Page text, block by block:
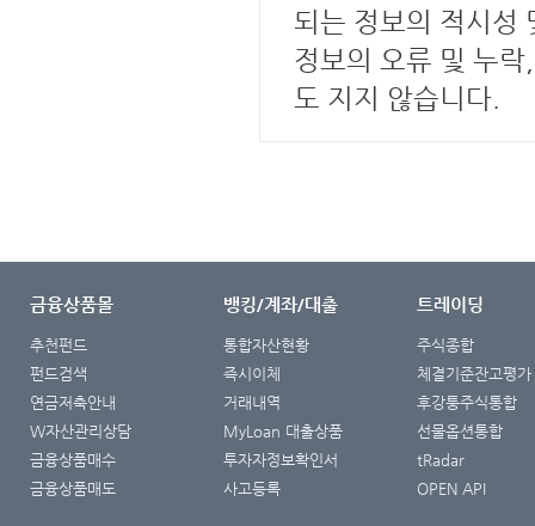
되는 정보의 적시성
정보의 오류 및 누
도 지지 않습니다.
금융상품몰
추천펀드
펀드검색
연금저축안내
W자산관리상담
금융상품매수
금융상품매도
뱅킹/계좌/대출
통합자산현황
즉시이체
거래내역
MyLoan 대출상품
투자자정보확인서
사고등록
트레이딩
주식종합
체결기준잔고평가
후강퉁주식통합
선물옵션통합
tRadar
OPEN API